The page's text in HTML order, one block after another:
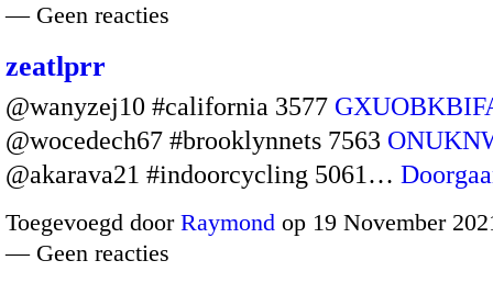
— Geen reacties
zeatlprr
@wanyzej10 #california 3577
@wocedech67 #brooklynnets 7563
@akarava21 #indoorcycling 5061…
Toegevoegd door Raymond op 19 November
— Geen reacties